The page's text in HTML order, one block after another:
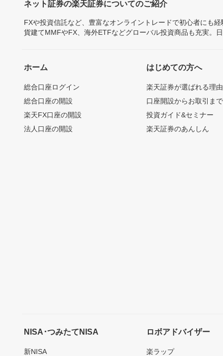
ネット証券の楽天証券についてのご紹介
FXや投資信託など、豊富なオンライントレードで初心者にも
貨建てMMFやFX、海外ETFなどグローバル投資商品も充実。
ホーム
総合口座ログイン
総合口座の開設
楽天FX口座の開設
法人口座の開設
はじめての方へ
楽天証券が選ばれる理由
口座開設からお取引ま
投資ガイド&セミナー
楽天証券のあんしん
NISA･つみたてNISA
新NISA
ロボアドバイザー
楽ラップ